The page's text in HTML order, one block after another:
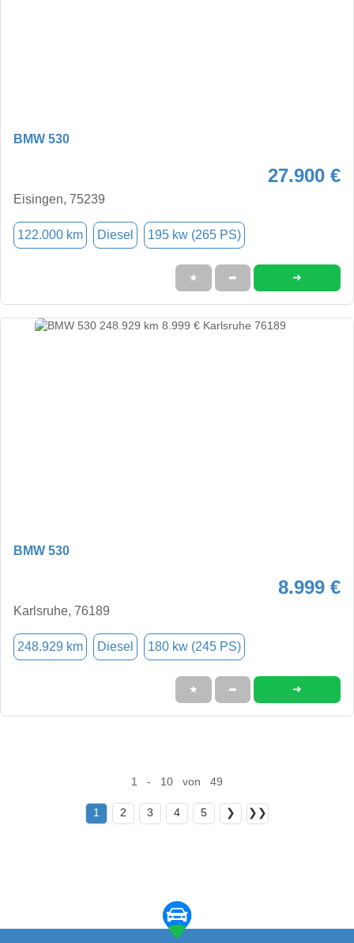
BMW 530
27.900 €
Eisingen, 75239
122.000 km Diesel 195 kw (265 PS)
★ ➦ ➜
BMW 530
8.999 €
Karlsruhe, 76189
248.929 km Diesel 180 kw (245 PS)
★ ➦ ➜
1 - 10 von 49
1 2 3 4 5 ❯ ❯❯